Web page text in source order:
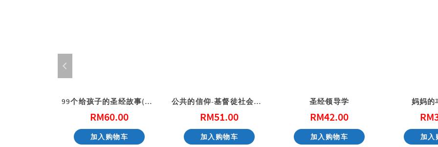
99个给孩子的圣经故事(简体)
RM60.00
加入购物车
公共的信仰-基督徒社会参与的第一课
RM51.00
加入购物车
圣经领导学
RM42.00
加入购物车
妈妈的
RM
加入